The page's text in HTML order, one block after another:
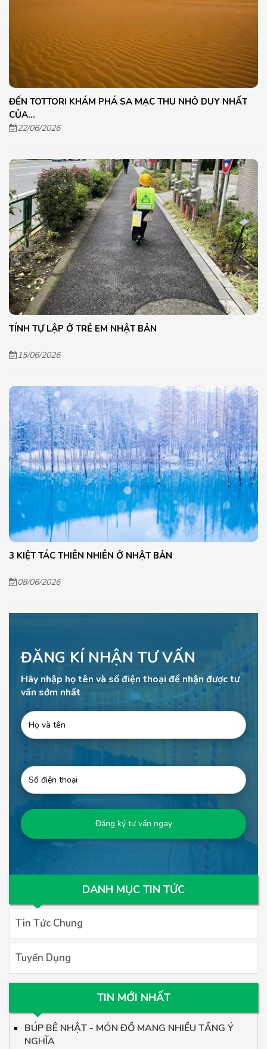
ĐẾN TOTTORI KHÁM PHÁ SA MẠC THU NHỎ DUY NHẤT
CỦA...
22/06/2026
TÍNH TỰ LẬP Ở TRẺ EM NHẬT BẢN
15/06/2026
3 KIỆT TÁC THIÊN NHIÊN Ở NHẬT BẢN
08/06/2026
ĐĂNG KÍ NHẬN TƯ VẤN
Hãy nhập họ tên và số điện thoại để nhận được tư
vấn sớm nhất
DANH MỤC TIN TỨC
Tin Tức Chung
Tuyển Dụng
TIN MỚI NHẤT
BÚP BÊ NHẬT - MÓN ĐỒ MANG NHIỀU TẦNG Ý
NGHĨA